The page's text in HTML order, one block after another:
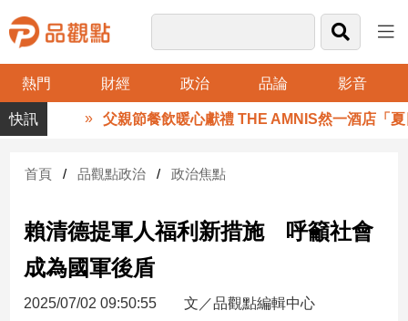
熱門 財經 政治 品論 影音
品
觀
財
台
財
新
父親節餐飲暖心獻禮 THE AMNIS然一酒店「夏日
首頁 品觀點政治 政治焦點
賴清德提軍人福利新措施 呼籲社會
成為國軍後盾
2025/07/02 09:50:55 文／品觀點編輯中心